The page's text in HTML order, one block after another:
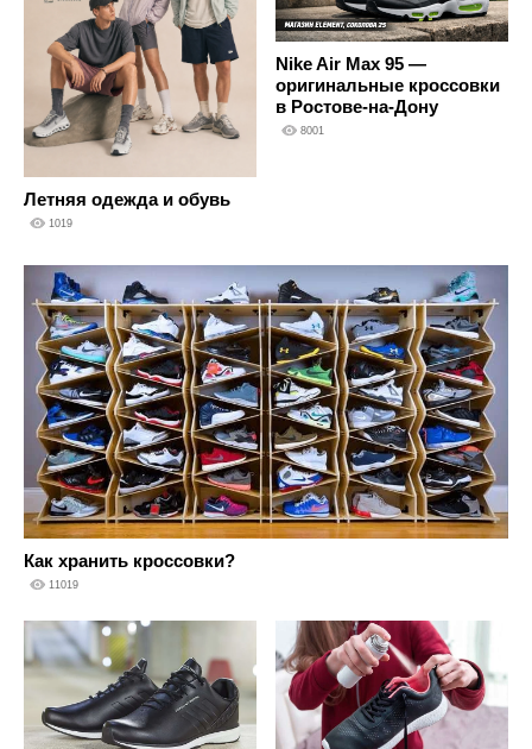
Летняя одежда и обувь
1019
Nike Air Max 95 —
оригинальные кроссовки
в Ростове-на-Дону
8001
Как хранить кроссовки?
11019